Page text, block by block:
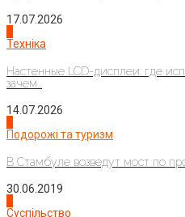
17.07.2026
Техніка
Настенные LCD-дисплеи: где
зачем...
14.07.2026
Подорожі та туризм
В Стамбуле возведут мост по
30.06.2019
Суспільство